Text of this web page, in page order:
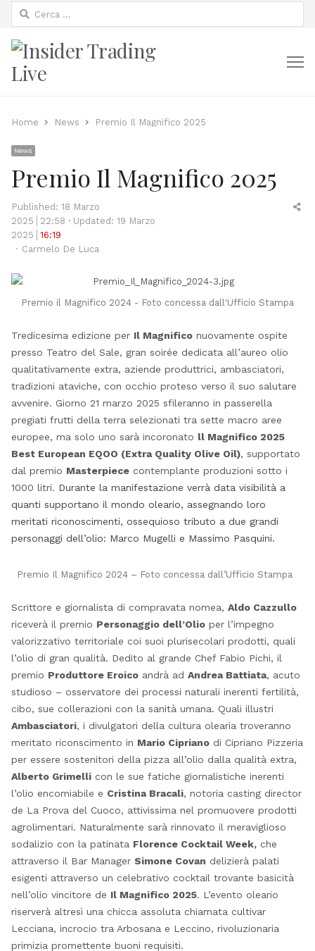
Ricerca
per:
Home News Premio Il Magnifico 2025
News
Premio Il Magnifico 2025
Published: 18 Marzo
2025
22:58
Updated: 19 Marzo
2025
16:19
Author
Carmelo De Luca
Premio il Magnifico 2024 - Foto concessa dall'Ufficio Stampa
Tredicesima edizione per Il Magnificonuovamente ospite
presso Teatro del Sale, gran soirée dedicata all’aureo olio
qualitativamente extra, aziende produttrici, ambasciatori,
tradizioni ataviche, con occhio proteso verso il suo salutare
avvenire. Giorno 21 marzo 2025 sfileranno in passerella
pregiati frutti della terra selezionati tra sette macro aree
europee, ma solo uno sarà incoronato ll Magnifico 2025
Best European EQOO (Extra Quality Olive Oil), supportato
dal premio Masterpiececontemplante produzioni sotto i
1000 litri. Durante la manifestazione verrà data visibilità a
quanti supportano il mondo oleario, assegnando loro
meritati riconoscimenti, ossequioso tributo a due grandi
personaggi dell’olio: Marco Mugelli e Massimo Pasquini.
Premio Il Magnifico 2024 – Foto concessa dall’Ufficio Stampa
Scrittore e giornalista di compravata nomea, Aldo Cazzullo
riceverà il premio Personaggio dell’Olioper l’impegno
valorizzativo territoriale coi suoi plurisecolari prodotti, quali
l’olio di gran qualità. Dedito al grande Chef Fabio Pichi, il
premio Produttore Eroicoandrà ad Andrea Battiata, acuto
studioso – osservatore dei processi naturali inerenti fertilità,
cibo, sue collerazioni con la sanità umana. Quali illustri
Ambasciatori, i divulgatori della cultura olearia troveranno
meritato riconscimento in Mario Ciprianodi Cipriano Pizzeria
per essere sostenitori della pizza all’olio dalla qualità extra,
Alberto Grimellicon le sue fatiche giornalistiche inerenti
l’olio encomiabile e Cristina Bracali, notoria casting director
de La Prova del Cuoco, attivissima nel promuovere prodotti
agrolimentari. Naturalmente sarà rinnovato il meraviglioso
sodalizio con la patinata Florence Cocktail Week,che
attraverso il Bar Manager Simone Covan delizierà palati
esigenti attraverso un celebrativo cocktail trovante basicità
nell’olio vincitore de Il Magnifico 2025. L’evento oleario
riserverà altresì una chicca assoluta chiamata cultivar
Lecciana, incrocio tra Arbosana e Leccino, rivoluzionaria
primizia promettente buoni requisiti.